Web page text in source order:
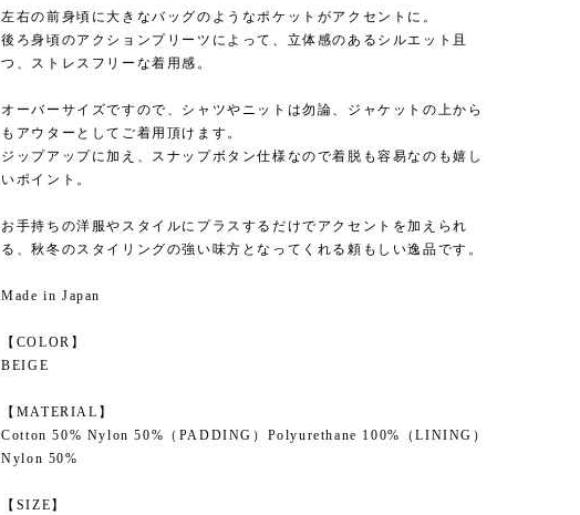
左右の前身頃に大きなバッグのようなポケットがアクセントに。
後ろ身頃のアクションプリーツによって、立体感のあるシルエット且
つ、ストレスフリーな着用感。
オーバーサイズですので、シャツやニットは勿論、ジャケットの上から
もアウターとしてご着用頂けます。
ジップアップに加え、スナップボタン仕様なので着脱も容易なのも嬉し
いポイント。
お手持ちの洋服やスタイルにプラスするだけでアクセントを加えられ
る、秋冬のスタイリングの強い味方となってくれる頼もしい逸品です。
Made in Japan
【COLOR】
BEIGE
【MATERIAL】
Cotton 50% Nylon 50%（PADDING）Polyurethane 100%（LINING）
Nylon 50%
【SIZE】